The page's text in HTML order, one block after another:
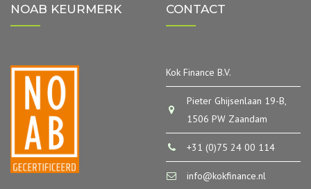
NOAB KEURMERK CONTACT
Kok Finance B.V.
Pieter Ghijsenlaan 19-B,
1506 PW Zaandam
+31 (0)75 24 00 114
info@kokfinance.nl